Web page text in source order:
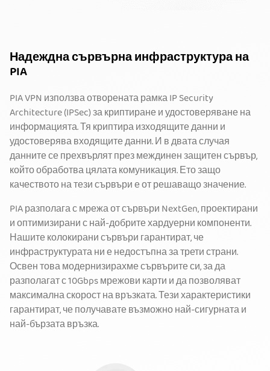
Надеждна сървърна инфраструктура на
PIA
PIA VPN използва отворената рамка IP Security
Architecture (IPSec) за криптиране и удостоверяване на
информацията. Тя криптира изходящите данни и
удостоверява входящите данни. И в двата случая
данните се прехвърлят през междинен защитен сървър,
който обработва цялата комуникация. Ето защо
качеството на тези сървъри е от решаващо значение.
PIA разполага с мрежа от сървъри NextGen, проектирани
и оптимизирани с най-добрите хардуерни компоненти.
Нашите колокирани сървъри гарантират, че
инфраструктурата ни е недостъпна за трети страни.
Освен това модернизирахме сървърите си, за да
разполагат с 10Gbps мрежови карти и да позволяват
максимална скорост на връзката. Тези характеристики
гарантират, че получавате възможно най-сигурната и
най-бързата връзка.